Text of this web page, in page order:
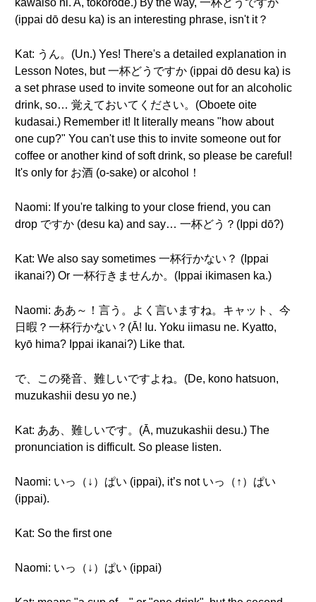
kawaisō ni. A, tokorode.) By the way, 一杯どうですか
(ippai dō desu ka) is an interesting phrase, isn't it？
Kat: うん。(Un.) Yes! There's a detailed explanation in
Lesson Notes, but 一杯どうですか (ippai dō desu ka) is
a set phrase used to invite someone out for an alcoholic
drink, so… 覚えておいてください。(Oboete oite
kudasai.) Remember it! It literally means "how about
one cup?" You can't use this to invite someone out for
coffee or another kind of soft drink, so please be careful!
It's only for お酒 (o-sake) or alcohol！
Naomi: If you're talking to your close friend, you can
drop ですか (desu ka) and say… 一杯どう？(Ippi dō?)
Kat: We also say sometimes 一杯行かない？ (Ippai
ikanai?) Or 一杯行きませんか。(Ippai ikimasen ka.)
Naomi: ああ～！言う。よく言いますね。キャット、今
日暇？一杯行かない？(Ā! Iu. Yoku iimasu ne. Kyatto,
kyō hima? Ippai ikanai?) Like that.
で、この発音、難しいですよね。(De, kono hatsuon,
muzukashii desu yo ne.)
Kat: ああ、難しいです。(Ā, muzukashii desu.) The
pronunciation is difficult. So please listen.
Naomi: いっ（↓）ぱい (ippai), it’s not いっ（↑）ぱい
(ippai).
Kat: So the first one
Naomi: いっ（↓）ぱい (ippai)